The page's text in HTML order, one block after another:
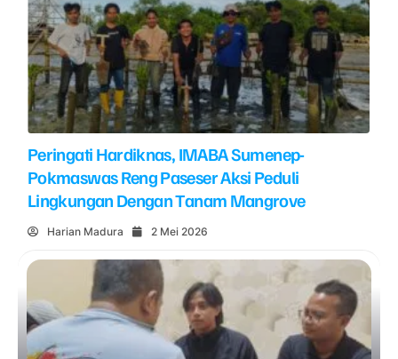
Peringati Hardiknas, IMABA Sumenep-
Pokmaswas Reng Paseser Aksi Peduli
Lingkungan Dengan Tanam Mangrove
Harian Madura 2 Mei 2026